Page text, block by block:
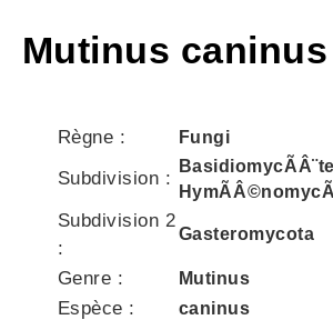
Mutinus caninus
Règne : Fungi
Subdivision :
Subdivision 2
:
Gasteromycota
Genre : Mutinus
Espèce : caninus